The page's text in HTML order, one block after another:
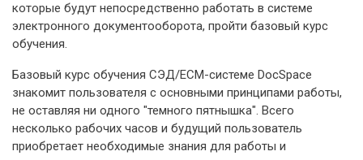
которые будут непосредственно работать в системе
электронного документооборота, пройти базовый курс
обучения.
Базовый курс обучения СЭД/ECM-системе DocSpace
знакомит пользователя с основными принципами работы,
не оставляя ни одного "темного пятнышка". Всего
несколько рабочих часов и будущий пользователь
приобретает необходимые знания для работы и